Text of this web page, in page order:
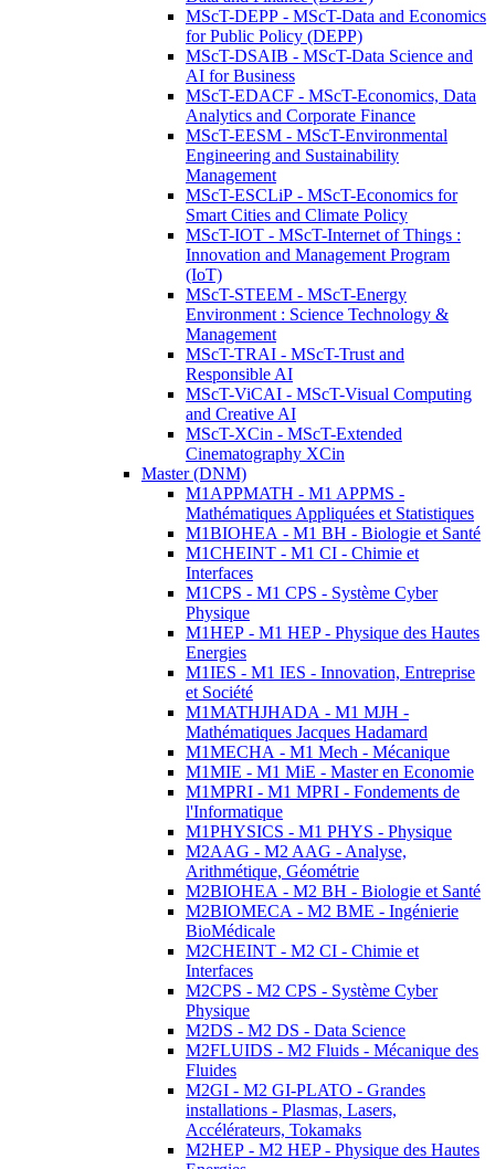
MScT-DEPP - MScT-Data and Economics
for Public Policy (DEPP)
MScT-DSAIB - MScT-Data Science and
AI for Business
MScT-EDACF - MScT-Economics, Data
Analytics and Corporate Finance
MScT-EESM - MScT-Environmental
Engineering and Sustainability
Management
MScT-ESCLiP - MScT-Economics for
Smart Cities and Climate Policy
MScT-IOT - MScT-Internet of Things :
Innovation and Management Program
(IoT)
MScT-STEEM - MScT-Energy
Environment : Science Technology &
Management
MScT-TRAI - MScT-Trust and
Responsible AI
MScT-ViCAI - MScT-Visual Computing
and Creative AI
MScT-XCin - MScT-Extended
Cinematography XCin
Master (DNM)
M1APPMATH - M1 APPMS -
Mathématiques Appliquées et Statistiques
M1BIOHEA - M1 BH - Biologie et Santé
M1CHEINT - M1 CI - Chimie et
Interfaces
M1CPS - M1 CPS - Système Cyber
Physique
M1HEP - M1 HEP - Physique des Hautes
Energies
M1IES - M1 IES - Innovation, Entreprise
et Société
M1MATHJHADA - M1 MJH -
Mathématiques Jacques Hadamard
M1MECHA - M1 Mech - Mécanique
M1MIE - M1 MiE - Master en Economie
M1MPRI - M1 MPRI - Fondements de
l'Informatique
M1PHYSICS - M1 PHYS - Physique
M2AAG - M2 AAG - Analyse,
Arithmétique, Géométrie
M2BIOHEA - M2 BH - Biologie et Santé
M2BIOMECA - M2 BME - Ingénierie
BioMédicale
M2CHEINT - M2 CI - Chimie et
Interfaces
M2CPS - M2 CPS - Système Cyber
Physique
M2DS - M2 DS - Data Science
M2FLUIDS - M2 Fluids - Mécanique des
Fluides
M2GI - M2 GI-PLATO - Grandes
installations - Plasmas, Lasers,
Accélérateurs, Tokamaks
M2HEP - M2 HEP - Physique des Hautes